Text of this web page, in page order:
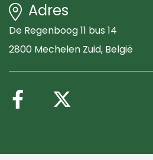
Adres
De Regenboog 11 bus 14
2800 Mechelen Zuid, België
Volg ons op